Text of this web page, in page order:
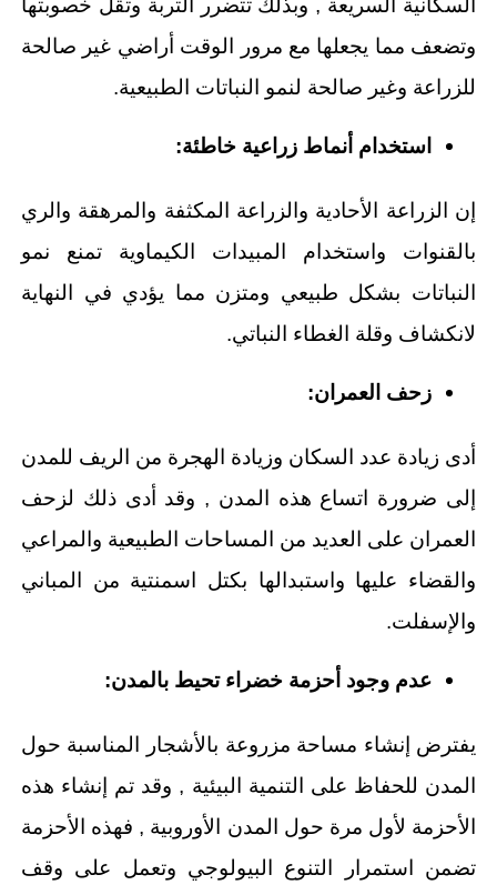
السكانية السريعة , وبذلك تتضرر التربة وتقل خصوبتها
وتضعف مما يجعلها مع مرور الوقت أراضي غير صالحة
للزراعة وغير صالحة لنمو النباتات الطبيعية.
استخدام أنماط زراعية خاطئة:
إن الزراعة الأحادية والزراعة المكثفة والمرهقة والري
بالقنوات واستخدام المبيدات الكيماوية تمنع نمو
النباتات بشكل طبيعي ومتزن مما يؤدي في النهاية
لانكشاف وقلة الغطاء النباتي.
زحف العمران:
أدى زيادة عدد السكان وزيادة الهجرة من الريف للمدن
إلى ضرورة اتساع هذه المدن , وقد أدى ذلك لزحف
العمران على العديد من المساحات الطبيعية والمراعي
والقضاء عليها واستبدالها بكتل اسمنتية من المباني
والإسفلت.
عدم وجود أحزمة خضراء تحيط بالمدن:
يفترض إنشاء مساحة مزروعة بالأشجار المناسبة حول
المدن للحفاظ على التنمية البيئية , وقد تم إنشاء هذه
الأحزمة لأول مرة حول المدن الأوروبية , فهذه الأحزمة
تضمن استمرار التنوع البيولوجي وتعمل على وقف